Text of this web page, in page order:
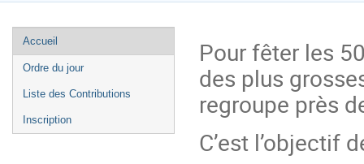
Menu
de
l'événement
Accueil
Ordre du jour
Liste des Contributions
Inscription
Pour fêter les
des plus
regroupe près
C’est l’objectif